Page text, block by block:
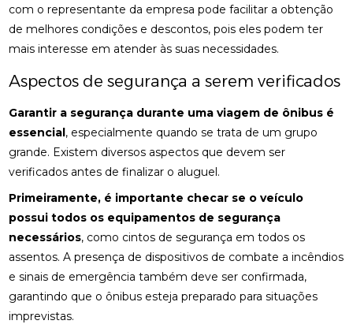
com o representante da empresa pode facilitar a obtenção
de melhores condições e descontos, pois eles podem ter
mais interesse em atender às suas necessidades.
Aspectos de segurança a serem verificados
Garantir a segurança durante uma viagem de ônibus é
essencial, especialmente quando se trata de um grupo
grande. Existem diversos aspectos que devem ser
verificados antes de finalizar o aluguel.
Primeiramente, é importante checar se o veículo
possui todos os equipamentos de segurança
necessários, como cintos de segurança em todos os
assentos. A presença de dispositivos de combate a incêndios
e sinais de emergência também deve ser confirmada,
garantindo que o ônibus esteja preparado para situações
imprevistas.